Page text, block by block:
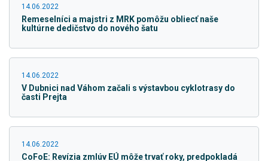
14.06.2022
Remeselníci a majstri z MRK pomôžu obliecť naše
kultúrne dedičstvo do nového šatu
14.06.2022
V Dubnici nad Váhom začali s výstavbou cyklotrasy do
časti Prejta
14.06.2022
CoFoE: Revízia zmlúv EÚ môže trvať roky, predpokladá